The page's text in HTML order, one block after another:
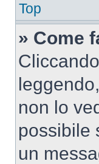
Top
» Come
non lo
possibile
un